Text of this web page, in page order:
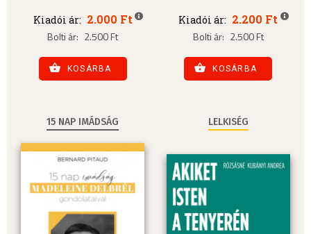
Kiadói ár: 2.000 Ft
Bolti ár: 2.500 Ft
KOSÁRBA
Kiadói ár: 2.200 Ft
Bolti ár: 2.500 Ft
KOSÁRBA
15 NAP IMÁDSÁG LELKISÉG